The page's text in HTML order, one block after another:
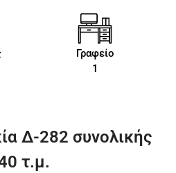
Γραφείο
1
Δ-282 συνολικής
τ.μ.